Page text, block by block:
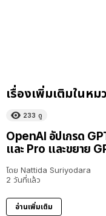
เรื่องเพิ่มเติมในหม
233 ดู
OpenAI อัปเกรด
และ Pro และขยาย
โดย Nattida Suriyodara
2 วันที่แล้ว
อ่านเพิ่มเติม